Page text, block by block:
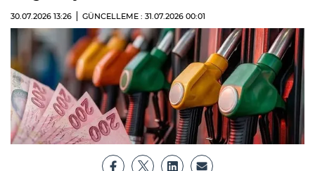
30.07.2026 13:26 GÜNCELLEME : 31.07.2026 00:01